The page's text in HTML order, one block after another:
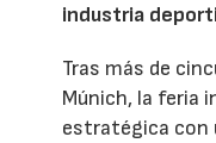
industria
Tras más de
Múnich, la feria
estratégica con